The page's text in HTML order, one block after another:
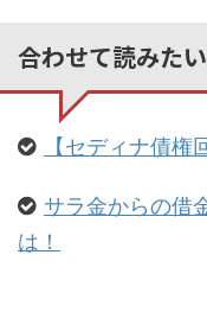
合わせて読みた
【セディナ債権
サラ金からの借
は！